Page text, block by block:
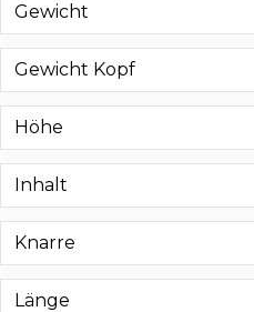
Gewicht
Gewicht Kopf
Höhe
Inhalt
Knarre
Länge